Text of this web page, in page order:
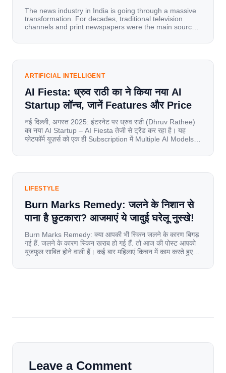
The news industry in India is going through a massive
transformation. For decades, traditional television
channels and print newspapers were the main sources
mobile data, affordable smartphones, and high-speed
has become a mobile-first market where consumers
ARTIFICIAL INTELLIGENT
AI Fiesta: ध्रुव राठी का ने किया नया AI
Startup लॉन्च, जानें Features और Price
नई दिल्ली, अगस्त 2025: इंटरनेट पर ध्रुव राठी (Dhruv Rathee)
का नया AI Startup – AI Fiesta तेजी से ट्रेंड कर रहा है। यह
प्लेटफॉर्म यूज़र्स को एक ही Subscription में Multiple AI Models
यूज़र्स का जबरदस्त रिस्पॉन्स लॉन्च के तुरंत […]
LIFESTYLE
Burn Marks Remedy: जलने के निशान से
पाना है छुटकारा? आजमाएं ये जादुई घरेलू नुस्खे!
Burn Marks Remedy: क्या आपकी भी स्किन जलने के कारण बिगड़
गई हैं. जलने के कारण स्किन खराब हो गई हैं. तो आज की पोस्ट आपको
यूजफुल साबित होने वाली हैं। कई बार महिलाएं किचन में काम करते हुए
[…]
Leave a Comment